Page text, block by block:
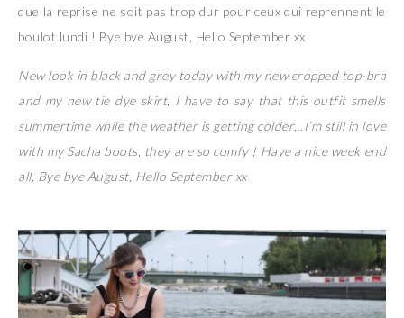
que la reprise ne soit pas trop dur pour ceux qui reprennent le
boulot lundi ! Bye bye August, Hello September xx
New look in black and grey today with my new cropped top-bra
and my new tie dye skirt, I have to say that this outfit smells
summertime while the weather is getting colder…I’m still in love
with my Sacha boots, they are so comfy ! Have a nice week end
all, Bye bye August, Hello September xx